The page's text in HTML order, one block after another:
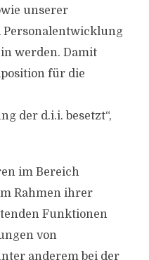
unserer
werden. Damit
für die
der d.i.i. besetzt“,
im Bereich
Rahmen ihrer
Funktionen
von
anderem bei der